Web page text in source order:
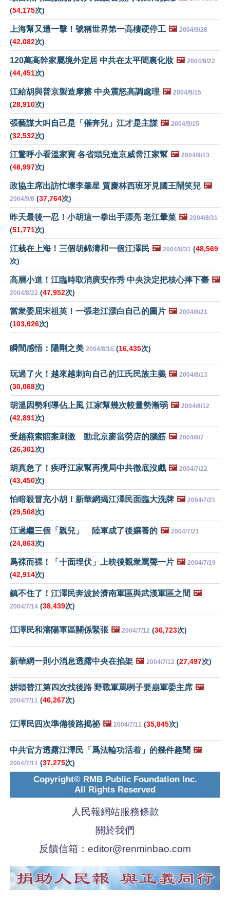
(54,175次)
上海幫又遭一擊！號稱世界第一高樓硬停工 🖼️ 2004/9/28
(42,082次)
120萬高幹家屬境外定居 中共在太平間裏化妝 🖼️ 2004/9/22
(44,451次)
江給胡與普京製造摩擦 中央震怒高調處理 🖼️ 2004/9/15
(28,910次)
張藝謀大叫自己是「催奔兒」江才是主謀 🖼️ 2004/9/15
(32,532次)
江驚呼小看溫家寶 各省頭兒進京威脅江家幫 🖼️ 2004/9/13
(48,997次)
政協主席出訪忙壞李肇星 賈慶林西班牙見國王鬧笑兒 🖼️
2004/9/8 (37,764次)
昨天最後一忍！小胡這一拳出手漂亮 老江暈菜 🖼️ 2004/8/31
(51,771次)
江栽在上海！三個胡錦濤和一個江澤民 🖼️ 2004/8/31 (48,569
次)
高層小道！江臨時取消廣安作秀 中央決定把核心捧下臺 🖼️
2004/8/22 (47,952次)
當衆委屈宋祖英！一張老江漂白自己的圖片 🖼️ 2004/8/21
(103,626次)
瞬間感悟：陽剛之美 2004/8/16 (16,435次)
玩過了火！越來越刺向自己的江氏民族主義 🖼️ 2004/8/13
(30,068次)
胡溫因勢利導佔上風 江家幫幾次較量勢漸弱 🖼️ 2004/8/12
(42,891次)
受趙燕索賠案刺激 動北京麥當勞店的腦筋 🖼️ 2004/8/7
(26,301次)
胡真急了！疾呼江家幫再攪局中共徹底沒戲 🖼️ 2004/7/22
(43,450次)
怕暗殺冒充小胡！新華網揭江澤民面臨大洗牌 🖼️ 2004/7/21
(29,508次)
江過繼三個「親兒」 陸軍成了後孃養的 🖼️ 2004/7/21
(24,863次)
爲裸而裸！「十面埋伏」上映後觀衆罵聲一片 🖼️ 2004/7/19
(42,914次)
鎮不住了！江澤民奔波於濟南軍區與武漢軍區之間 🖼️
2004/7/14 (38,439次)
江澤民和瀋陽軍區關係緊張 🖼️ 2004/7/12 (36,723次)
新華網一則小消息透露中央在掐架 🖼️ 2004/7/12 (27,497次)
姘頭替江第四次找後路 野戰軍罵咧子要崩軍委主席 🖼️
2004/7/11 (46,267次)
江澤民四次準備後路揭祕 🖼️ 2004/7/11 (35,845次)
中共官方透露江澤民「爲法輪功活着」的幾件趣聞 🖼️
2004/7/11 (37,275次)
Copyright© RMB Public Foundation Inc.
All Rights Reserved
人民報網站服務條款
關於我們
反饋信箱： editor@renminbao.com